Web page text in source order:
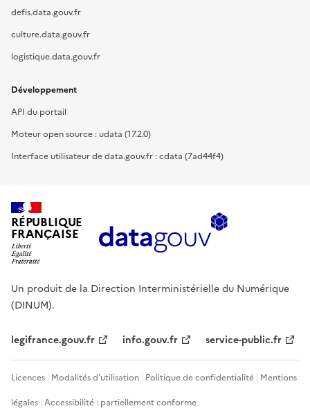
defis.data.gouv.fr
culture.data.gouv.fr
logistique.data.gouv.fr
Développement
API du portail
Moteur open source : udata (17.2.0)
Interface utilisateur de data.gouv.fr : cdata (7ad44f4)
RÉPUBLIQUE
FRANÇAISE
Un produit de la Direction Interministérielle du Numérique
(DINUM).
legifrance.gouv.fr info.gouv.fr service-public.fr
Licences Modalités d'utilisation Politique de confidentialité Mentions
légales Accessibilité : partiellement conforme